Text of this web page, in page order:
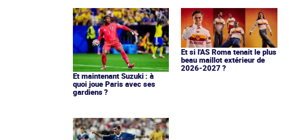
Et maintenant Suzuki : à
quoi joue Paris avec ses
gardiens ?
Et si l'AS Roma tenait le plus
beau maillot extérieur de
2026-2027 ?